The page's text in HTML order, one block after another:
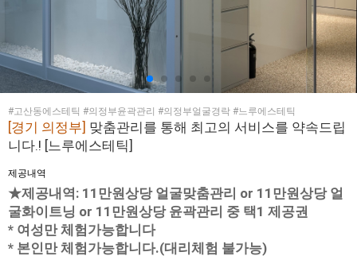
#고산동에스테틱 #의정부윤곽관리 #의정부얼굴경락 #느루에스테틱
[경기 의정부] 맞춤관리를 통해 최고의 서비스를 약속드립
니다.! [느루에스테틱]
제공내역
★제공내역: 11만원상당 얼굴맞춤관리 or 11만원상당 얼
굴화이트닝 or 11만원상당 윤곽관리 중 택1 제공권
* 여성만 체험가능합니다
* 본인만 체험가능합니다.(대리체험 불가능)